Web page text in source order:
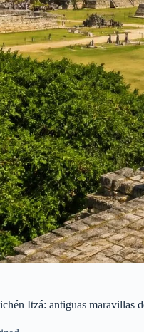
Itzá: antiguas maravillas